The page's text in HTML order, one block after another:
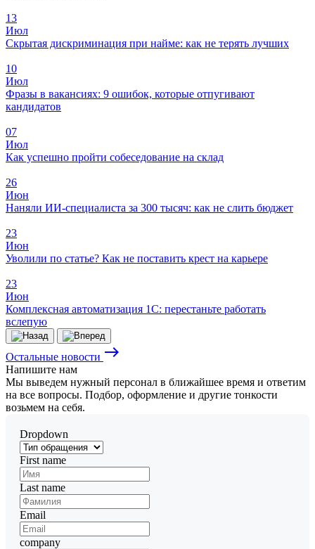
13
Июл
Скрытая дискриминация при найме: как не терять лучших
10
Июл
Фразы в вакансиях: 9 ошибок, которые отпугивают
кандидатов
07
Июл
Как успешно пройти собеседование на склад
26
Июн
Наняли ИИ-специалиста за 300 тысяч: как не слить бюджет
23
Июн
Уволили по статье? Как не поставить крест на карьере
23
Июн
Комплексная автоматизация 1С: перестаньте работать
вслепую
Остальные новости east
Напишите нам
Мы выведем нужный персонал в ближайшее время и ответим
на все вопросы. Подбор, оформление и другие тонкости
возьмем на себя.
Dropdown
First name
Last name
Email
company